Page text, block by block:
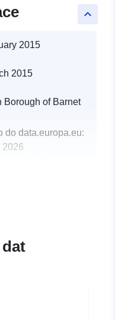
keyboard_arrow_up
2015
2015
Borough of Barnet
do data.europa.eu:
2026